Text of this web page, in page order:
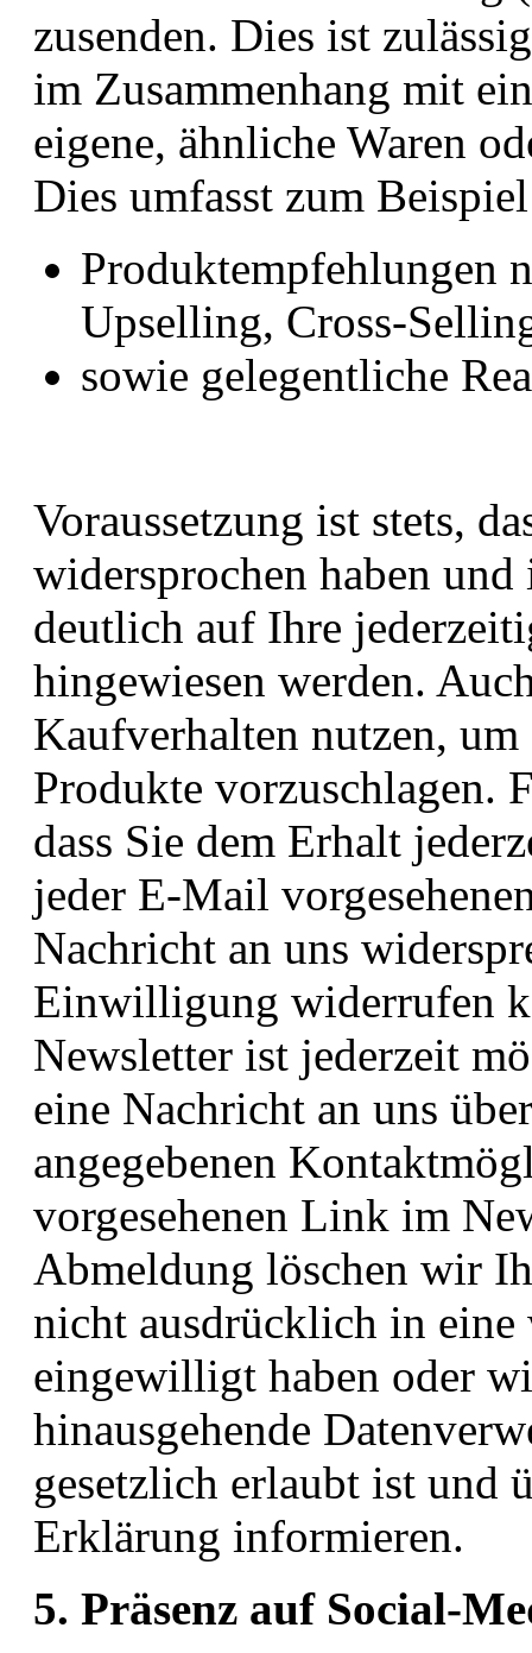
zusenden. Dies ist
im Zusammenhang mit
eigene, ähnliche Waren
Dies umfasst zum
Produktempfehlungen
Upselling, Cross-
sowie gelegentliche
Voraussetzung ist stets,
widersprochen haben
deutlich auf Ihre
hingewiesen werden.
Kaufverhalten nutzen,
Produkte vorzuschlagen.
dass Sie dem Erhalt
jeder E-Mail
Nachricht an uns
Einwilligung widerrufen
Newsletter ist jederzeit
eine Nachricht an uns
angegebenen
vorgesehenen Link im
Abmeldung löschen wir
nicht ausdrücklich in
eingewilligt haben oder
hinausgehende
gesetzlich erlaubt ist und
Erklärung informieren.
5. Präsenz auf Social-